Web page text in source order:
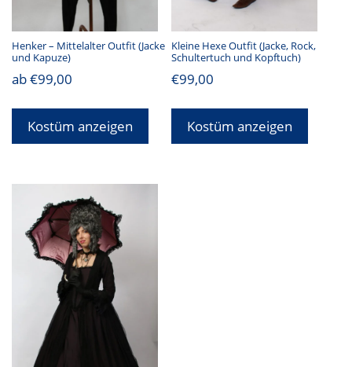
Henker – Mittelalter Outfit (Jacke
und Kapuze)
ab€99,00
Kostüm anzeigen
Kleine Hexe Outfit (Jacke, Rock,
Schultertuch und Kopftuch)
€99,00
Kostüm anzeigen